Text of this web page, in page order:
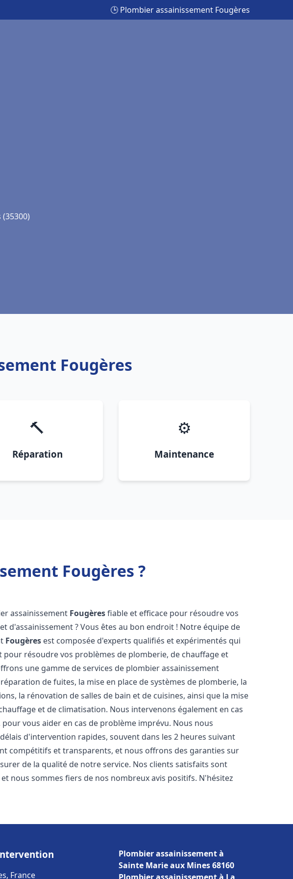
🕒 Plombier assainissement Fougères
Fougères
🔨
Réparation
⚙️
Maintenance
Fougères ?
assainissement Fougèresfiable et efficace pour résoudre vos
d'assainissement ? Vous êtes au bon endroit ! Notre équipe de
Fougères est composée d'experts qualifiés et expérimentés qui
résoudre vos problèmes de plomberie, de chauffage et
une gamme de services de plombier assainissement
de fuites, la mise en place de systèmes de plomberie, la
la rénovation de salles de bain et de cuisines, ainsi que la mise
et de climatisation. Nous intervenons également en cas
vous aider en cas de problème imprévu. Nous nous
d'intervention rapides, souvent dans les 2 heures suivant
compétitifs et transparents, et nous offrons des garanties sur
de la qualité de notre service. Nos clients satisfaits sont
nous sommes fiers de nos nombreux avis positifs. N'hésitez
France
Plombier assainissement à
Sainte Marie aux Mines 68160